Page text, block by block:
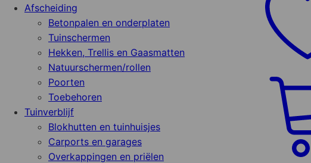
Afscheiding
Betonpalen en onderplaten
Tuinschermen
Hekken, Trellis en Gaasmatten
Natuurschermen/rollen
Poorten
Toebehoren
Tuinverblijf
Blokhutten en tuinhuisjes
Carports en garages
Overkappingen en priëlen